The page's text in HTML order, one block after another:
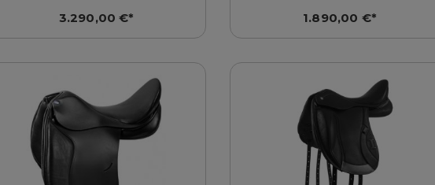
3.290,00 €*
1.890,00 €*